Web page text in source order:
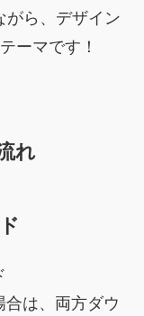
がら、デザイン
ーマです！
れ
は、両方ダウ